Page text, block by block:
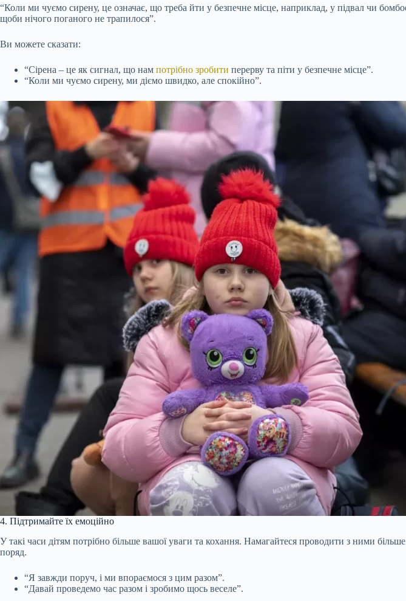
“Коли ми чуємо сирену, це означає, що треба йти у безпечне місце, наприклад, у підвал чи
щоби нічого поганого не трапилося”.
Ви можете сказати:
“Сірена – це як сигнал, що нам потрібно зробити перерву та піти у безпечне місце”.
“Коли ми чуємо сирену, ми діємо швидко, але спокійно”.
4. Підтримайте їх емоційно
У такі часи дітям потрібно більше вашої уваги та кохання. Намагайтеся проводити з ними
поряд.
“Я завжди поруч, і ми впораємося з цим разом”.
“Давай проведемо час разом і зробимо щось веселе”.